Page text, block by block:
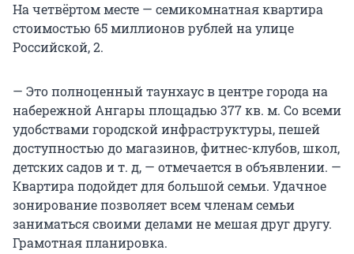
На четвёртом месте — семикомнатная квартира
стоимостью 65 миллионов рублей на улице
Российской, 2.
— Это полноценный таунхаус в центре города на
набережной Ангары площадью 377 кв. м. Со всеми
удобствами городской инфраструктуры, пешей
доступностью до магазинов, фитнес-клубов, школ,
детских садов и т. д, — отмечается в объявлении. —
Квартира подойдет для большой семьи. Удачное
зонирование позволяет всем членам семьи
заниматься своими делами не мешая друг другу.
Грамотная планировка.